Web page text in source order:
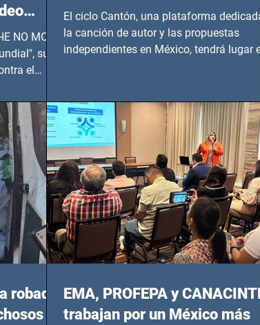
NO MORE
su
el
El ciclo Cantón, una plataforma dedicada
la canción de autor y las propuestas
independientes en México, tendrá lugar
del 14 de agosto al 25 de septiembre, a
20:00 horas.
robada
EMA, PROFEPA y
trabajan por un México más